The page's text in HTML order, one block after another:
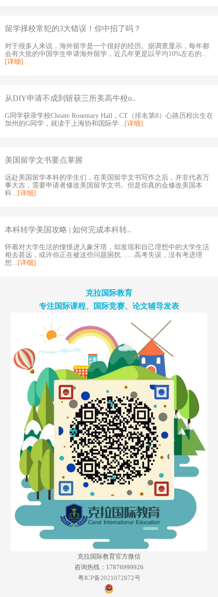
留学择校常犯的3大错误！你中招了吗？
对于很多人来说，海外留学是一个很好的经历。据调查显示，每年都
会有大批的中国学生申请海外留学，近几年更是以平均10%左右的...
[详细]
从DIY申请不成到斩获三所美高牛校o..
G同学获录学校Choate Rosemary Hall，CT（排名第8）心路历程出生在
加州的G同学，就读于上海协和国际学... [详细]
美国留学文书要点掌握
远赴美国留学本科的学生们，在美国留学文书写作之后，并非代表万
事大吉，需要申请者修改美国留学文书。但是你真的会修改美国本
科... [详细]
本科转学美国攻略 | 如何完成本科转..
怀着对大学生活的憧憬进入象牙塔，却发现和自己理想中的大学生活
相去甚远，或许你正在被这些问题困扰……高考失误，没有考进理
想... [详细]
克拉国际教育
专注国际课程、国际竞赛、论文辅导发表
克拉国际教育官方微信
咨询热线：17876999926
粤ICP备2021072872号